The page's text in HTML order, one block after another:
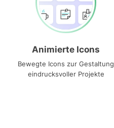
Animierte Icons
Bewegte Icons zur Gestaltung
eindrucksvoller Projekte